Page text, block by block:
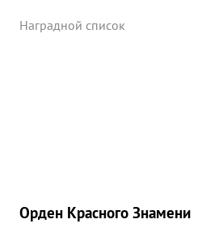
Наградной список
Орден Красного Знамени